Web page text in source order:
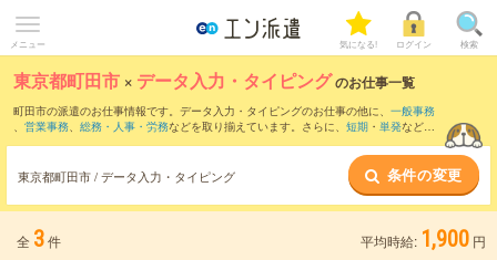
メニュー 気になる! ログイン 検索
東京都町田市 × データ入力・タイピングのお仕事一覧
町田市の派遣のお仕事情報です。データ入力・タイピングのお仕事の他に、 一般事務
、 営業事務、 総務・人事・労務などを取り揃えています。さらに、 短期 ・ 単発などの
東京都町田市 / データ入力・タイピング 条件の変更
全 3件 平均時給: 1,900 円